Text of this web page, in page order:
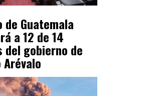
de Guatemala
a 12 de 14
gobierno de